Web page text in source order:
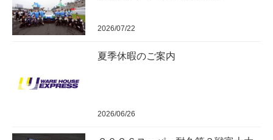
2026/07/22
夏季休暇のご案内
2026/06/26